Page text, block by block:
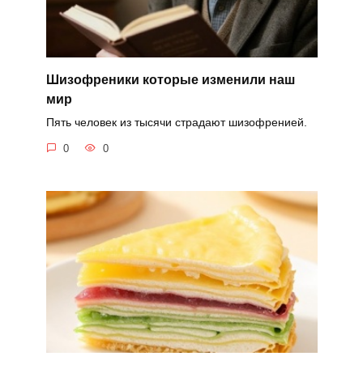
Шизофреники которые изменили наш
мир
Пять человек из тысячи страдают шизофренией.
0 0